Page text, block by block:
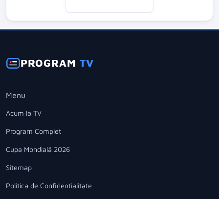
PROGRAMTV
Menu
Acum la TV
Program Complet
Cupa Mondială 2026
Sitemap
Politica de Confidentialitate